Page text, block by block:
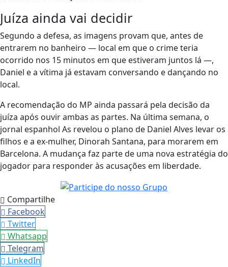
Juíza ainda vai decidir
Segundo a defesa, as imagens provam que, antes de
entrarem no banheiro — local em que o crime teria
ocorrido nos 15 minutos em que estiveram juntos lá —,
Daniel e a vítima já estavam conversando e dançando no
local.
A recomendação do MP ainda passará pela decisão da
juíza após ouvir ambas as partes. Na última semana, o
jornal espanhol As revelou o plano de Daniel Alves levar os
filhos e a ex-mulher, Dinorah Santana, para morarem em
Barcelona. A mudança faz parte de uma nova estratégia do
jogador para responder às acusações em liberdade.
Compartilhe
Facebook
Twitter
Whatsapp
Telegram
LinkedIn